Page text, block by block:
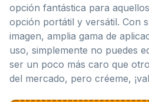
opción fantástica para
opción portátil y versátil. Con
imagen, amplia gama de
uso, simplemente no puedes
ser un poco más caro que
del mercado, pero créeme,